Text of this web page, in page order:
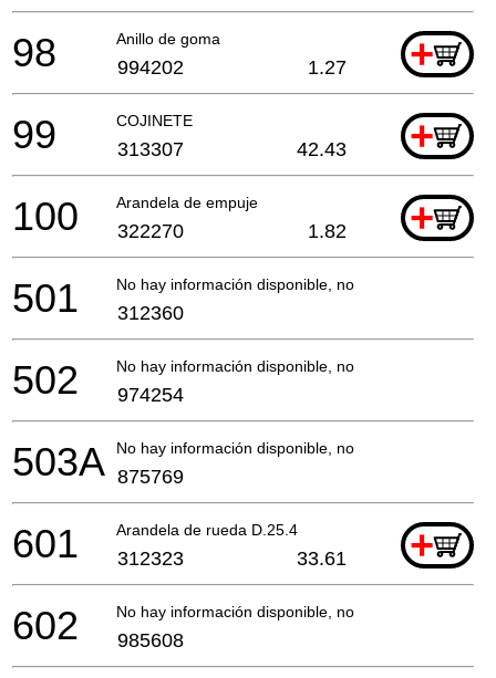
Anillo de goma +
98 994202 1.27
COJINETE +
99 313307 42.43
Arandela de empuje +
100 322270 1.82
No hay información disponible, no se puede pedir
501 312360
No hay información disponible, no se puede pedir
502 974254
No hay información disponible, no se puede pedir
503A 875769
Arandela de rueda D.25.4 +
601 312323 33.61
No hay información disponible, no se puede pedir
602 985608